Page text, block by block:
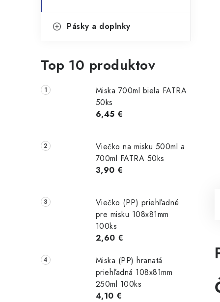
Pásky a doplnky
Top 10 produktov
Miska 700ml biela FATRA
50ks
6,45 €
Viečko na misku 500ml a
700ml FATRA 50ks
3,90 €
Viečko (PP) priehľadné
pre misku 108x81mm
100ks
2,60 €
Miska (PP) hranatá
priehľadná 108x81mm
250ml 100ks
4,10 €